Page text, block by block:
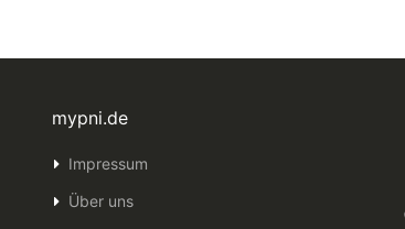
mypni.de
Impressum
Über uns